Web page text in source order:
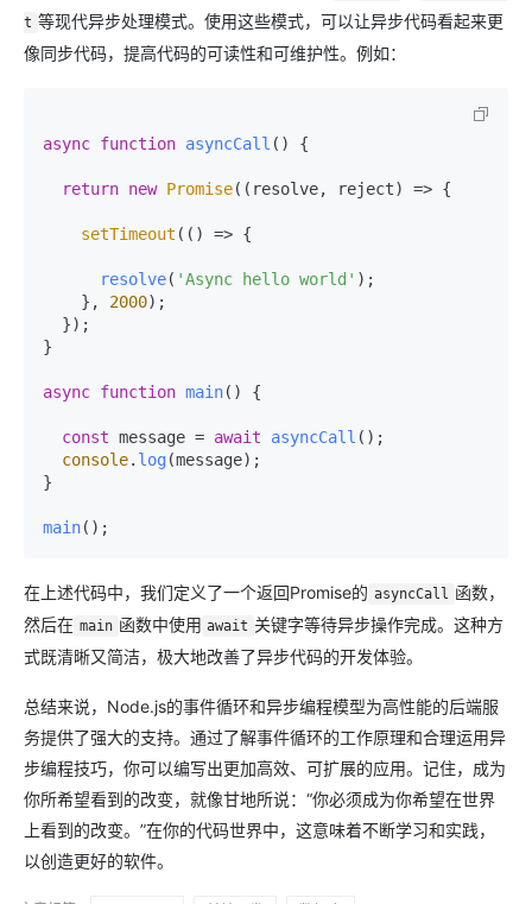
t 等现代异步处理模式。使用这些模式，可以让异步代码看起来更
像同步代码，提高代码的可读性和可维护性。例如：
async function asyncCall ( ) {
return new Promise( ( resolve, reject) => {
setTimeout ( () => {
resolve( 'Async hello world' );
    },
2000);
}
async function main( ) {
const message = await asyncCall ();
console. log (message);
}
main
在上述代码中，我们定义了一个返回Promise的 asyncCall 函数，
然后在 main 函数中使用 await 关键字等待异步操作完成。这种方
式既清晰又简洁，极大地改善了异步代码的开发体验。
总结来说，Node.js的事件循环和异步编程模型为高性能的后端服
务提供了强大的支持。通过了解事件循环的工作原理和合理运用异
步编程技巧，你可以编写出更加高效、可扩展的应用。记住，成为
你所希望看到的改变，就像甘地所说：“你必须成为你希望在世界
上看到的改变。”在你的代码世界中，这意味着不断学习和实践，
以创造更好的软件。